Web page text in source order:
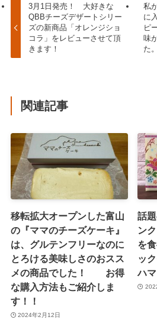
3月1日発売！ 大好きな
QBBチーズデザートシリー
ズの新商品「オレンジショ
コラ」をレビューさせて頂
きます！
私
に
ピ
味
た
関連記事
移転拡大オープンした富山
の『ママのチーズケーキ』
は、グルテンフリーなのに
とろける美味しさのおスス
メの商品でした！ お得
な購入方法もご紹介しま
す！！
2024年2月12日
話
ン
を
ッ
ハ